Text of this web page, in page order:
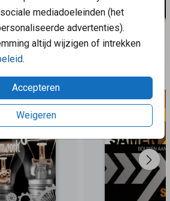
mediadoeleinden (het
advertenties).
altijd wijzigen of intrekken
.
Accepteren
Weigeren